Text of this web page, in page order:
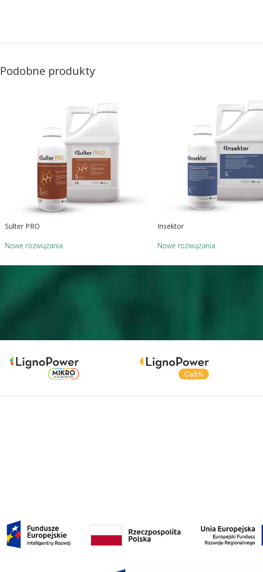
Podobne produkty
Sulter PRO
Nowe rozwiązania
Insektor
Nowe rozwiązania